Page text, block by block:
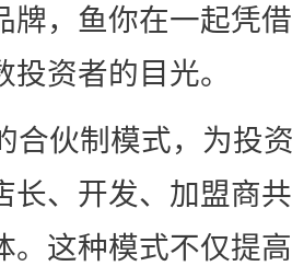
牌，鱼你在一起凭
资者的目光。
合伙制模式，为投
长、开发、加盟商
。这种模式不仅提